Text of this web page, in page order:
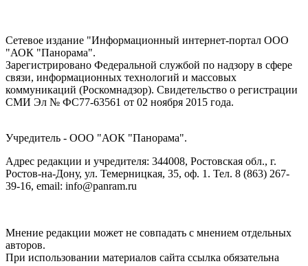
Сетевое издание "Информационный интернет-портал ООО
"АОК "Панорама".
Зарегистрировано Федеральной службой по надзору в сфере
связи, информационных технологий и массовых
коммуникаций (Роскомнадзор). Cвидетельство о регистрации
СМИ Эл № ФС77-63561 от 02 ноября 2015 года.
Учредитель - ООО "АОК "Панорама".
Адрес редакции и учредителя: 344008, Ростовская обл., г.
Ростов-на-Дону, ул. Темерницкая, 35, оф. 1. Тел. 8 (863) 267-
39-16, email: info@panram.ru
Мнение редакции может не совпадать с мнением отдельных
авторов.
При использовании материалов сайта ссылка обязательна